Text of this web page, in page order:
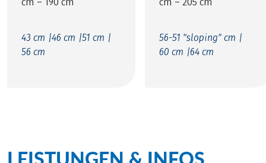
cm – 190 cm
43 cm |46 cm |51 cm |
56 cm
cm – 205 cm
56-51 "sloping" cm |
60 cm |64 cm